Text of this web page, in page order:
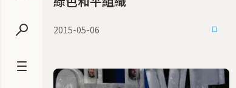
2015-05-06